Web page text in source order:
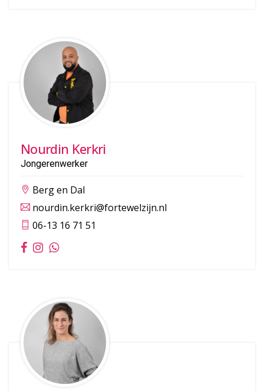
Nourdin Kerkri
Jongerenwerker
Berg en Dal
nourdin.kerkri@fortewelzijn.nl
06-13 16 71 51